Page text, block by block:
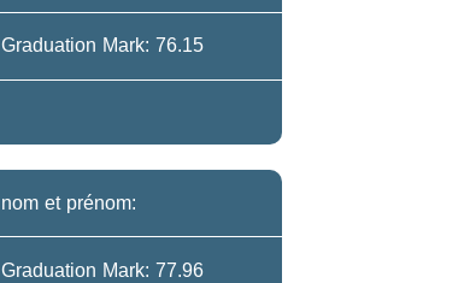
Graduation Mark: 76.15
nom et prénom:
Graduation Mark: 77.96